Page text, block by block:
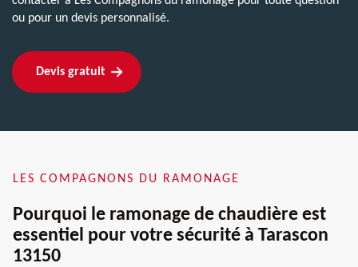
ou pour un devis personnalisé.
Devis gratuit
LES COMPAGNONS DU RAMONAGE
Pourquoi le ramonage de chaudière est
essentiel pour votre sécurité à Tarascon
13150